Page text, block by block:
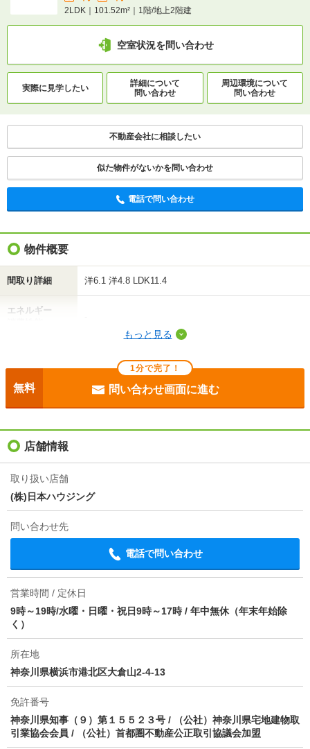
2LDK｜101.52m²｜1階/地上2階建
空室状況を問い合わせ
実際に 見学したい
詳細について
問い合わせ
間取り・設備を
問い合わせ
不動産会社に相談したい
電話で問い合わせ
2LDK｜101.52m²｜1階/地上2階建
空室状況を問い合わせ
実際に見学したい
詳細について
問い合わせ
周辺環境について
問い合わせ
不動産会社に相談したい
似た物件がないかを問い合わせ
電話で問い合わせ
物件概要
間取り詳細 洋6.1 洋4.8 LDK11.4
エネルギー
目安光熱費
入居
契約期間 普通借家 2年
損保
オリコフォレントインシュア利用必 初回保証料：月額
ほか初期費用
ーニング費用：132000円 更新料：新賃料1ヶ月
仲介手数料
情報更新日 2026/08/03
もっと見る
1分で完了！
無料 問い合わせ画面に進む
店舗情報
取り扱い店舗
(株)日本ハウジング
問い合わせ先
電話で問い合わせ
営業時間 / 定休日
9時～19時/水曜・日曜・祝日9時～17時 / 年中無休（年末年始除
く）
所在地
神奈川県横浜市港北区大倉山2-4-13
免許番号
神奈川県知事（９）第１５５２３号 / （公社）神奈川県宅地建物取
引業協会会員 / （公社）首都圏不動産公正取引協議会加盟